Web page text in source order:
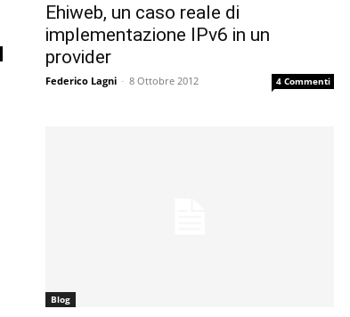
Ehiweb, un caso reale di
implementazione IPv6 in un
provider
Federico Lagni - 8 Ottobre 2012 4 Commenti
Blog